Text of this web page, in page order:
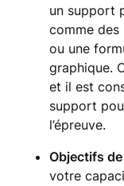
un support
comme des
ou une
graphique.
et il est
support
l’épreuve.
Objectifs de
votre